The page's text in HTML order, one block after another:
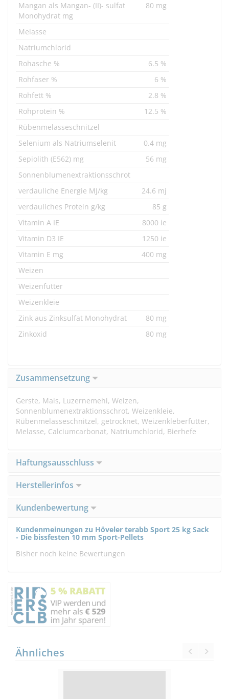
Mangan als Mangan- (II)- sulfat
Monohydrat mg
80 mg
Melasse
Natriumchlorid
Rohasche %
6.5 %
Rohfaser %
6 %
Rohfett %
2.8 %
Rohprotein %
12.5 %
Rübenmelasseschnitzel
Selenium als Natriumselenit
0.4 mg
Sepiolith (E562) mg
56 mg
Sonnenblumenextraktionsschrot
verdauliche Energie MJ/kg
24.6 mj
verdauliches Protein g/kg
85 g
Vitamin A IE
8000 ie
Vitamin D3 IE
1250 ie
Vitamin E mg
400 mg
Weizen
Weizenfutter
Weizenkleie
Zink aus Zinksulfat Monohydrat
80 mg
Zinkoxid
80 mg
Zusammensetzung
Gerste, Mais, Luzernemehl, Weizen,
Sonnenblumenextraktionsschrot, Weizenkleie,
Rübenmelasseschnitzel, getrocknet, Weizenkleberfutter,
Melasse, Calciumcarbonat, Natriumchlorid, Bierhefe
Haftungsausschluss
Herstellerinfos
Kundenbewertung
Kundenmeinungen zu Höveler terabb Sport 25 kg Sack
- Die bissfesten 10 mm Sport-Pellets
Bisher noch keine Bewertungen
Ähnliches